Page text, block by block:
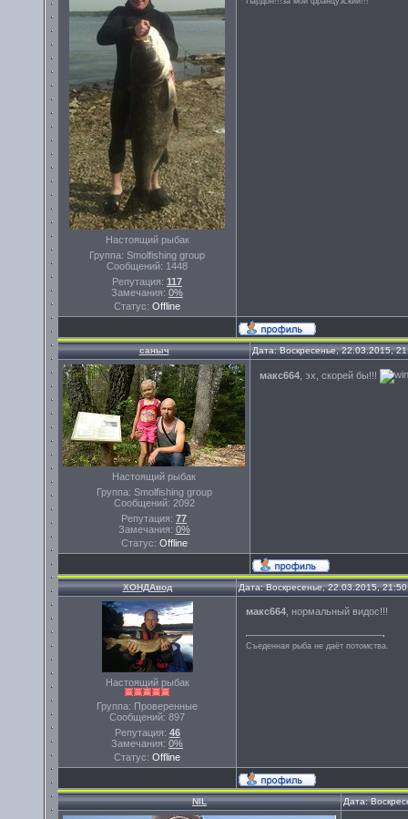
Настоящий рыбак
Группа: Smolfishing group
Сообщений: 1448
Репутация: 117
Замечания: 0%
Статус: Offline
саныч Дата: Воскресенье, 22.03.2015,
Настоящий рыбак
Группа: Smolfishing group
Сообщений: 2092
Репутация: 77
Замечания: 0%
Статус: Offline
макс664 , эх, скорей бы!!!
ХОНДАвод Дата: Воскресенье, 22.03.2015,
Настоящий рыбак
Группа: Проверенные
Сообщений: 897
Репутация: 46
Замечания: 0%
Статус: Offline
макс664 , нормальный видос!!!
Съеденная рыба не даёт потомства.
NIL Дата: